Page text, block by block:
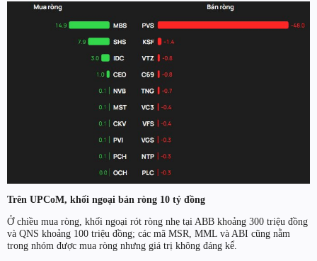
Trên UPCoM, khối ngoại bán ròng 10 tỷ đồng
Ở chiều mua ròng, khối ngoại rót ròng nhẹ tại ABB khoảng 300 triệu đồng
và QNS khoảng 100 triệu đồng; các mã MSR, MML và ABI cũng nằm
trong nhóm được mua ròng nhưng giá trị không đáng kể.